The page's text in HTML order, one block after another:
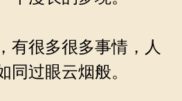
有很多很多事情，人
同过眼云烟般。